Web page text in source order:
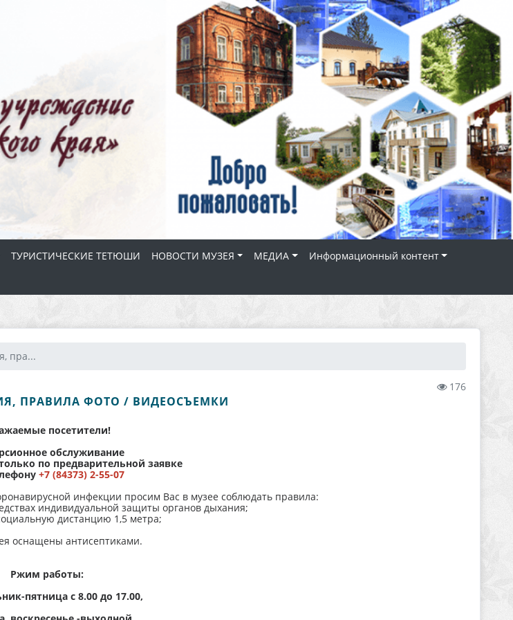
ТУРИСТИЧЕСКИЕ ТЕТЮШИ НОВОСТИ МУЗЕЯ МЕДИА
Информационный контент
пра...
176
ПРАВИЛА ФОТО / ВИДЕОСЪЕМКИ
посетители!
обслуживание
по предварительной заявке
+7 (84373) 2-55-07
инфекции просим Вас в музее соблюдать правила:
индивидуальной защиты органов дыхания;
дистанцию 1,5 метра;
оснащены антисептиками.
Ржим работы:
пятница с 8.00 до 17.00,